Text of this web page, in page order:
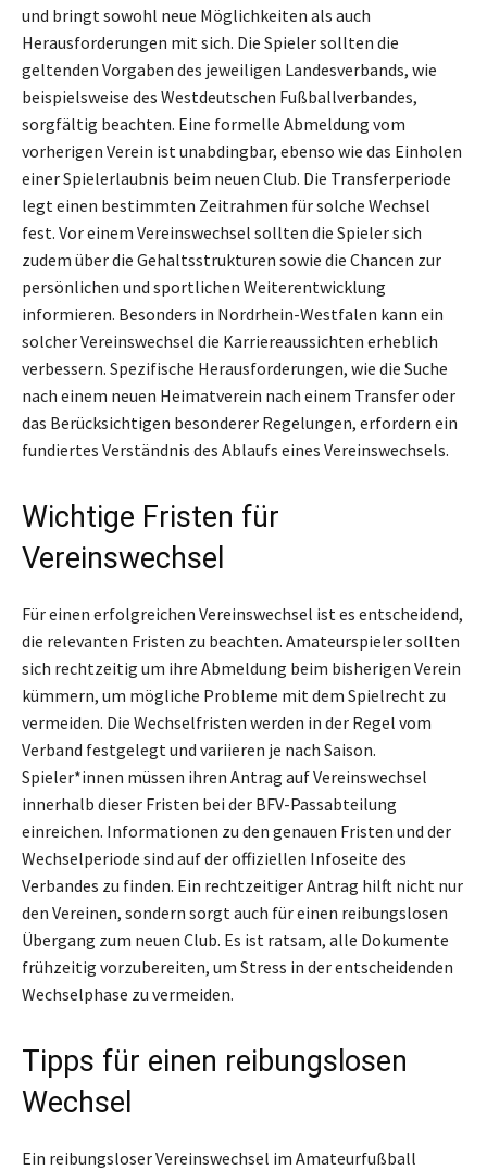
und bringt sowohl neue Möglichkeiten als auch
Herausforderungen mit sich. Die Spieler sollten die
geltenden Vorgaben des jeweiligen Landesverbands, wie
beispielsweise des Westdeutschen Fußballverbandes,
sorgfältig beachten. Eine formelle Abmeldung vom
vorherigen Verein ist unabdingbar, ebenso wie das Einholen
einer Spielerlaubnis beim neuen Club. Die Transferperiode
legt einen bestimmten Zeitrahmen für solche Wechsel
fest. Vor einem Vereinswechsel sollten die Spieler sich
zudem über die Gehaltsstrukturen sowie die Chancen zur
persönlichen und sportlichen Weiterentwicklung
informieren. Besonders in Nordrhein-Westfalen kann ein
solcher Vereinswechsel die Karriereaussichten erheblich
verbessern. Spezifische Herausforderungen, wie die Suche
nach einem neuen Heimatverein nach einem Transfer oder
das Berücksichtigen besonderer Regelungen, erfordern ein
fundiertes Verständnis des Ablaufs eines Vereinswechsels.
Wichtige Fristen für
Vereinswechsel
Für einen erfolgreichen Vereinswechsel ist es entscheidend,
die relevanten Fristen zu beachten. Amateurspieler sollten
sich rechtzeitig um ihre Abmeldung beim bisherigen Verein
kümmern, um mögliche Probleme mit dem Spielrecht zu
vermeiden. Die Wechselfristen werden in der Regel vom
Verband festgelegt und variieren je nach Saison.
Spieler*innen müssen ihren Antrag auf Vereinswechsel
innerhalb dieser Fristen bei der BFV-Passabteilung
einreichen. Informationen zu den genauen Fristen und der
Wechselperiode sind auf der offiziellen Infoseite des
Verbandes zu finden. Ein rechtzeitiger Antrag hilft nicht nur
den Vereinen, sondern sorgt auch für einen reibungslosen
Übergang zum neuen Club. Es ist ratsam, alle Dokumente
frühzeitig vorzubereiten, um Stress in der entscheidenden
Wechselphase zu vermeiden.
Tipps für einen reibungslosen
Wechsel
Ein reibungsloser Vereinswechsel im Amateurfußball